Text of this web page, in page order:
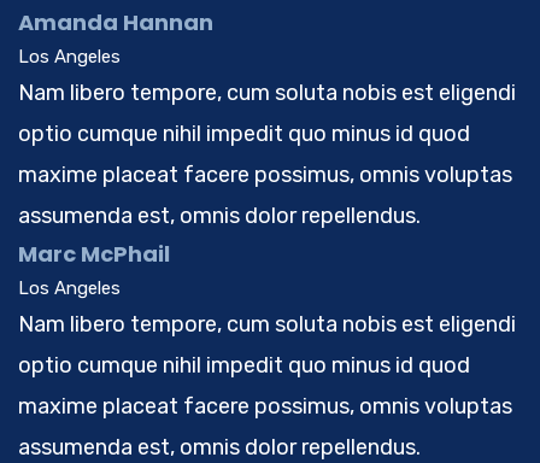
Amanda Hannan
Los Angeles
Nam libero tempore, cum soluta nobis est eligendi
optio cumque nihil impedit quo minus id quod
maxime placeat facere possimus, omnis voluptas
assumenda est, omnis dolor repellendus.
Marc McPhail
Los Angeles
Nam libero tempore, cum soluta nobis est eligendi
optio cumque nihil impedit quo minus id quod
maxime placeat facere possimus, omnis voluptas
assumenda est, omnis dolor repellendus.